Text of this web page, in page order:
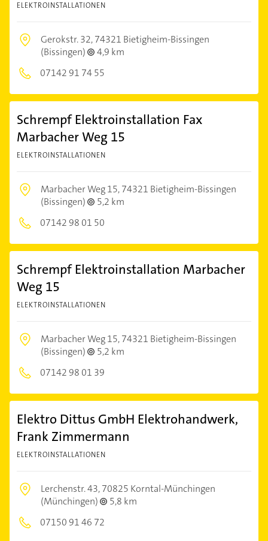
ELEKTROINSTALLATIONEN
Gerokstr. 32,74321 Bietigheim-Bissingen
(Bissingen)
4,9 km
07142 91 74 55
Schrempf Elektroinstallation Fax
Marbacher Weg 15
ELEKTROINSTALLATIONEN
Marbacher Weg 15,74321 Bietigheim-Bissingen
(Bissingen)
5,2 km
07142 98 01 50
Schrempf Elektroinstallation Marbacher
Weg 15
ELEKTROINSTALLATIONEN
Marbacher Weg 15,74321 Bietigheim-Bissingen
(Bissingen)
5,2 km
07142 98 01 39
Elektro Dittus GmbH Elektrohandwerk,
Frank Zimmermann
ELEKTROINSTALLATIONEN
Lerchenstr. 43,70825 Korntal-Münchingen
(Münchingen)
5,8 km
07150 91 46 72